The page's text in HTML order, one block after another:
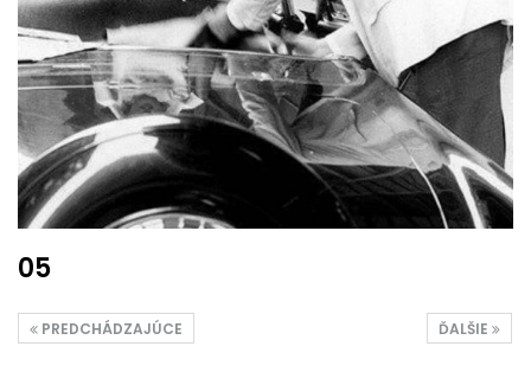
05
ĎALŠIE
PREDCHÁDZAJÚCE